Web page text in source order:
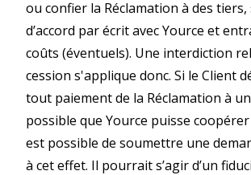
ou confier la Réclamation à des tiers,
d’accord par écrit avec Yource et
coûts (éventuels). Une interdiction
cession s'applique donc. Si le Client
tout paiement de la Réclamation à
possible que Yource puisse coopérer
est possible de soumettre une
à cet effet. Il pourrait s’agir d’un